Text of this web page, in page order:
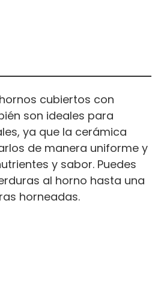
cubiertos con
son ideales para
ya que la cerámica
de manera uniforme y
y sabor. Puedes
al horno hasta una
horneadas.